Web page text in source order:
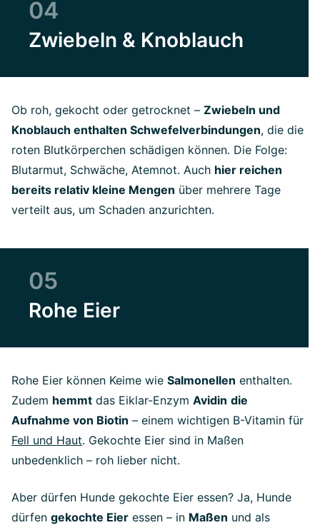
04
Zwiebeln & Knoblauch
Ob roh, gekocht oder getrocknet – Zwiebeln und
Knoblauch enthalten Schwefelverbindungen, die die
roten Blutkörperchen schädigen können. Die Folge:
Blutarmut, Schwäche, Atemnot. Auch hier reichen
bereits relativ kleine Mengen über mehrere Tage
verteilt aus, um Schaden anzurichten.
05
Rohe Eier
Rohe Eier können Keime wie Salmonellen enthalten.
Zudem hemmt das Eiklar-Enzym Avidin die
Aufnahme von Biotin – einem wichtigen B-Vitamin für
Fell und Haut. Gekochte Eier sind in Maßen
unbedenklich – roh lieber nicht.
Aber dürfen Hunde gekochte Eier essen? Ja, Hunde
dürfen gekochte Eier essen – in Maßen und als